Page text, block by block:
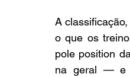
A
o que os
pole position
na geral — e